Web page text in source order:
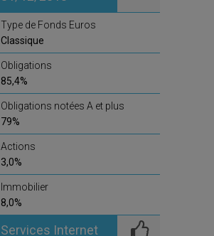
Type de Fonds Euros
Classique
Obligations
85,4%
Obligations notées A et plus
79%
Actions
3,0%
Immobilier
8,0%
Services Internet